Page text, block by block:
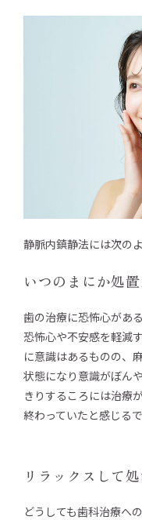
静脈内鎮静法には次の
いつのまにか処
歯の治療に恐怖心があ
恐怖心や不安感を軽減
に意識はあるものの、
状態になり意識がぼん
きりするころには治療
終わっていたと感じるで
リラックスして
どうしても歯科治療へ